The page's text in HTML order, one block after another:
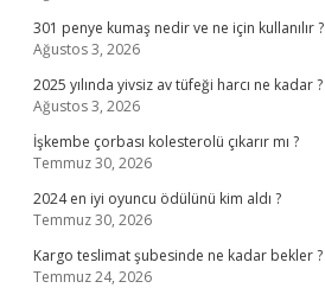
301 penye kumaş nedir ve ne için kullanılır ?
Ağustos 3, 2026
2025 yılında yivsiz av tüfeği harcı ne kadar ?
Ağustos 3, 2026
İşkembe çorbası kolesterolü çıkarır mı ?
Temmuz 30, 2026
2024 en iyi oyuncu ödülünü kim aldı ?
Temmuz 30, 2026
Kargo teslimat şubesinde ne kadar bekler ?
Temmuz 24, 2026